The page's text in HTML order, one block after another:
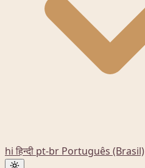
hi हिन्दी pt-br Português (Brasil)